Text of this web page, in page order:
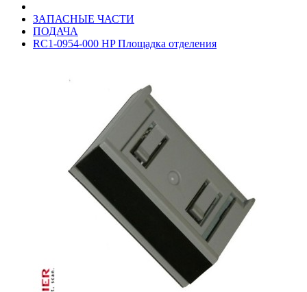
ЗАПАСНЫЕ ЧАСТИ
ПОДАЧА
RC1-0954-000 HP Площадка отделения